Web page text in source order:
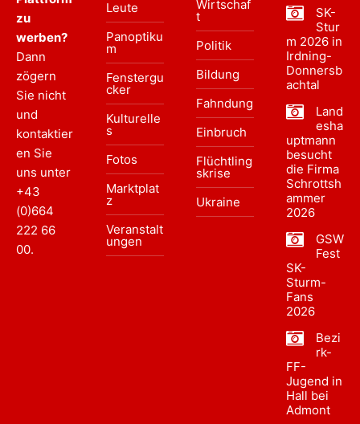
zu
werben?
Dann
zögern
Sie nicht
und
kontaktier
en Sie
uns unter
+43
(0)664
222 66
00.
Leute
Panoptiku
m
Fenstergu
cker
Kulturelle
s
Fotos
Marktplat
z
Veranstalt
ungen
Wirtschaf
t
Politik
Bildung
Fahndung
Einbruch
Flüchtling
skrise
Ukraine
SK-
Stur
m 2026 in
Irdning-
Donnersb
achtal
Land
esha
uptmann
besucht
die Firma
Schrottsh
ammer
2026
GSW
Fest
SK-
Sturm-
Fans
2026
Bezi
rk-
FF-
Jugend in
Hall bei
Admont